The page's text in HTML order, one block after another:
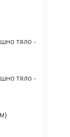
тяло -
тяло -